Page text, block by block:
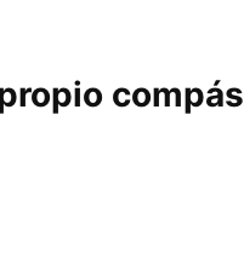
compás